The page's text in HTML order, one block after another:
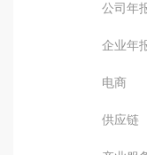
公司年
企业年
电商
供应链